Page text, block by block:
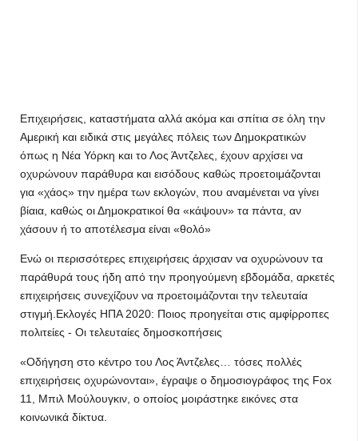
Επιχειρήσεις, καταστήματα αλλά ακόμα και σπίτια σε όλη την
Αμερική και ειδικά στις μεγάλες πόλεις των Δημοκρατικών
όπως η Νέα Υόρκη και το Λος Άντζελες, έχουν αρχίσει να
οχυρώνουν παράθυρα και εισόδους καθώς προετοιμάζονται
για «χάος» την ημέρα των εκλογών, που αναμένεται να γίνει
βίαια, καθώς οι Δημοκρατικοί θα «κάψουν» τα πάντα, αν
χάσουν ή το αποτέλεσμα είναι «θολό»
Ενώ οι περισσότερες επιχειρήσεις άρχισαν να οχυρώνουν τα
παράθυρά τους ήδη από την προηγούμενη εβδομάδα, αρκετές
επιχειρήσεις συνεχίζουν να προετοιμάζονται την τελευταία
στιγμή.Εκλογές ΗΠΑ 2020: Ποιος προηγείται στις αμφίρροπες
πολιτείες - Οι τελευταίες δημοσκοπήσεις
«Οδήγηση στο κέντρο του Λος Άντζελες… τόσες πολλές
επιχειρήσεις οχυρώνονται», έγραψε ο δημοσιογράφος της Fox
11, Μπιλ Μούλουγκιν, ο οποίος μοιράστηκε εικόνες στα
κοινωνικά δίκτυα.